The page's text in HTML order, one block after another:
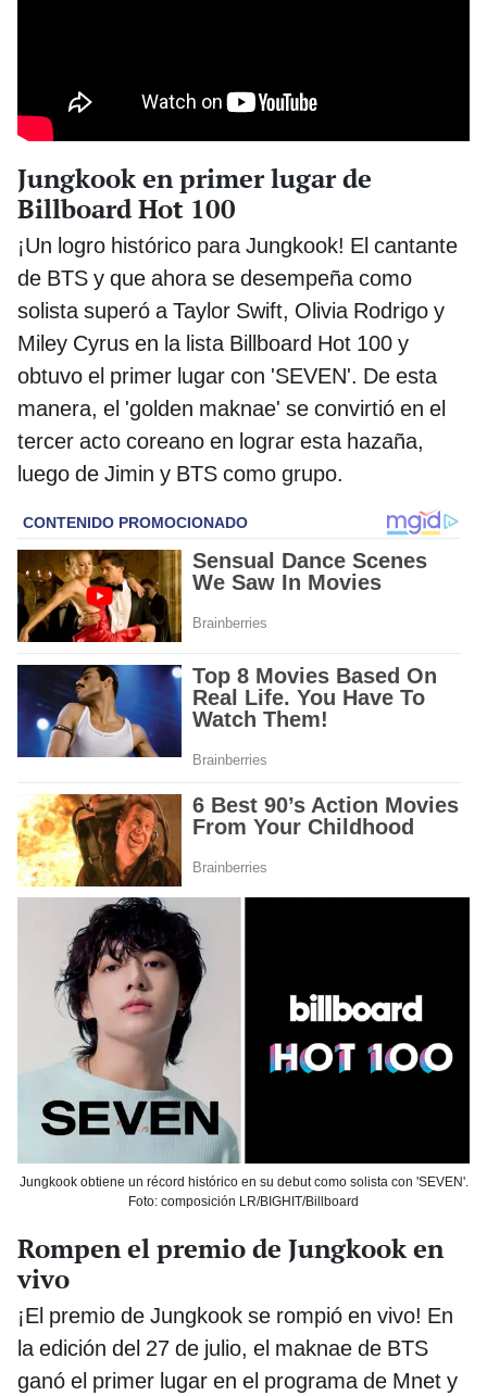
Jungkook en primer lugar de
Billboard Hot 100
¡Un logro histórico para Jungkook! El cantante
de BTS y que ahora se desempeña como
solista superó a Taylor Swift, Olivia Rodrigo y
Miley Cyrus en la lista Billboard Hot 100 y
obtuvo el primer lugar con 'SEVEN'. De esta
manera, el 'golden maknae' se convirtió en el
tercer acto coreano en lograr esta hazaña,
luego de Jimin y BTS como grupo.
Jungkook obtiene un récord histórico en su debut como solista con 'SEVEN'.
Foto: composición LR/BIGHIT/Billboard
Rompen el premio de Jungkook en
vivo
¡El premio de Jungkook se rompió en vivo! En
la edición del 27 de julio, el maknae de BTS
ganó el primer lugar en el programa de Mnet y